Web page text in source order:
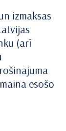
izmaksas
(arī
esošo